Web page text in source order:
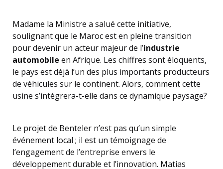
Madame la Ministre a salué cette initiative,
soulignant que le Maroc est en pleine transition
pour devenir un acteur majeur de l’industrie
automobile en Afrique. Les chiffres sont éloquents,
le pays est déjà l’un des plus importants producteurs
de véhicules sur le continent. Alors, comment cette
usine s’intégrera-t-elle dans ce dynamique paysage?
Le projet de Benteler n’est pas qu’un simple
événement local ; il est un témoignage de
l’engagement de l’entreprise envers le
développement durable et l’innovation. Matias